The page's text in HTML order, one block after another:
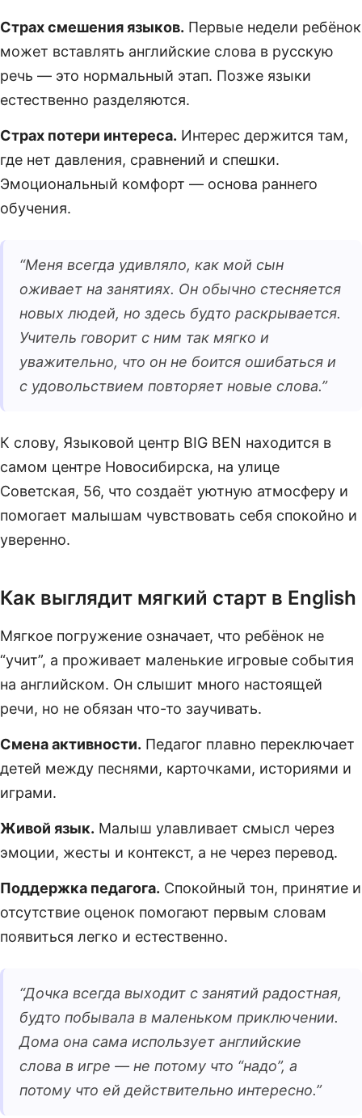
Страх смешения языков. Первые недели ребёнок
может вставлять английские слова в русскую
речь — это нормальный этап. Позже языки
естественно разделяются.
Страх потери интереса. Интерес держится там,
где нет давления, сравнений и спешки.
Эмоциональный комфорт — основа раннего
обучения.
“Меня всегда удивляло, как мой сын
оживает на занятиях. Он обычно стесняется
новых людей, но здесь будто раскрывается.
Учитель говорит с ним так мягко и
уважительно, что он не боится ошибаться и
с удовольствием повторяет новые слова.”
К слову, Языковой центр BIG BEN находится в
самом центре Новосибирска, на улице
Советская, 56, что создаёт уютную атмосферу и
помогает малышам чувствовать себя спокойно и
уверенно.
Как выглядит мягкий старт в English
Мягкое погружение означает, что ребёнок не
“учит”, а проживает маленькие игровые события
на английском. Он слышит много настоящей
речи, но не обязан что-то заучивать.
Смена активности. Педагог плавно переключает
детей между песнями, карточками, историями и
играми.
Живой язык. Малыш улавливает смысл через
эмоции, жесты и контекст, а не через перевод.
Поддержка педагога. Спокойный тон, принятие и
отсутствие оценок помогают первым словам
появиться легко и естественно.
“Дочка всегда выходит с занятий радостная,
будто побывала в маленьком приключении.
Дома она сама использует английские
слова в игре — не потому что “надо”, а
потому что ей действительно интересно.”